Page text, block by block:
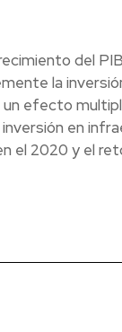
del
la
efecto
en
el 2020 y el